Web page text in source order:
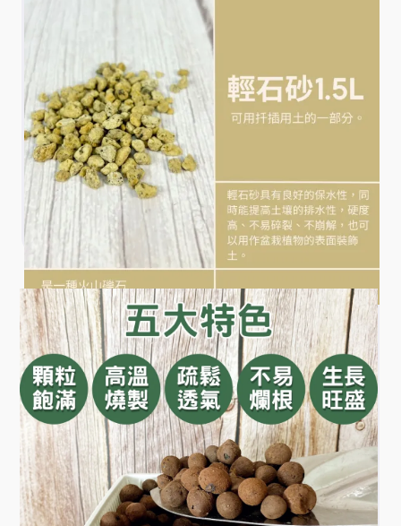
日本輕石砂 1.5L
輕石砂具有良好的排水性，硬度高、不易碎裂，可作
土壤鋪面介質。